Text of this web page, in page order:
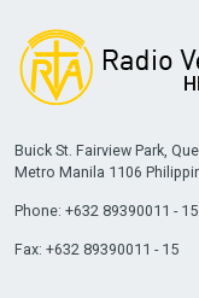
Buick St. Fairview Park,
Metro Manila 1106
Phone: +632 89390011 - 15
Fax: +632 89390011 - 15